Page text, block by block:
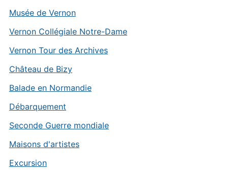
Musée de Vernon
Vernon Collégiale Notre-Dame
Vernon Tour des Archives
Château de Bizy
Balade en Normandie
Débarquement
Seconde Guerre mondiale
Maisons d'artistes
Excursion